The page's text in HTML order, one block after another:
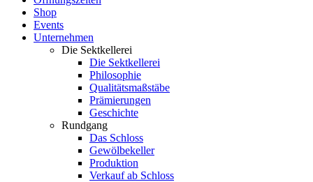
Shop
Events
Unternehmen
Die Sektkellerei
Die Sektkellerei
Philosophie
Qualitätsmaßstäbe
Prämierungen
Geschichte
Rundgang
Das Schloss
Gewölbekeller
Produktion
Verkauf ab Schloss